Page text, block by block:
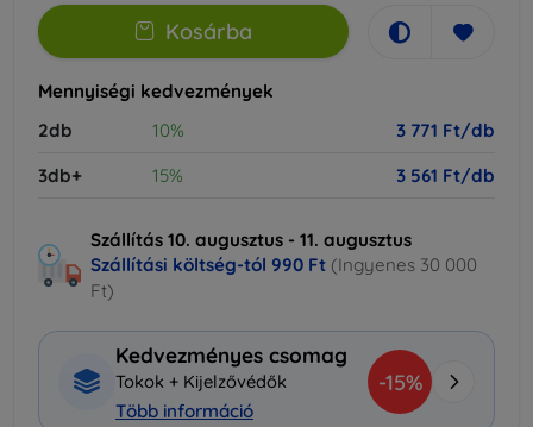
Kosárba
Mennyiségi kedvezmények
2db
10%
3 771 Ft/db
3db+
15% 3 561 Ft/db
Szállítás 10. augusztus - 11. augusztus
Szállítási költség-tól 990 Ft (Ingyenes 30 000
Ft)
Kedvezményes csomag
Tokok + Kijelzővédők
Több információ
-15%